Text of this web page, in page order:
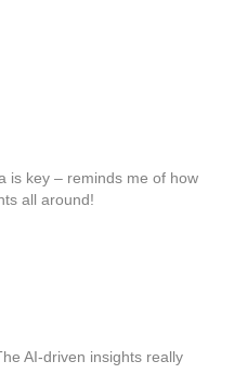
is key – reminds me of how
all around!
AI-driven insights really